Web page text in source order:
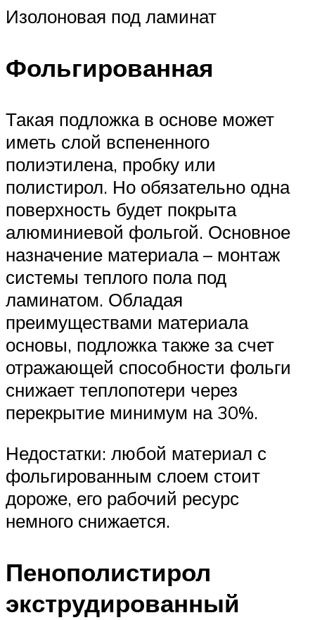
Изолоновая под ламинат
Фольгированная
Такая подложка в основе может
иметь слой вспененного
полиэтилена, пробку или
полистирол. Но обязательно одна
поверхность будет покрыта
алюминиевой фольгой. Основное
назначение материала – монтаж
системы теплого пола под
ламинатом. Обладая
преимуществами материала
основы, подложка также за счет
отражающей способности фольги
снижает теплопотери через
перекрытие минимум на 30%.
Недостатки: любой материал с
фольгированным слоем стоит
дороже, его рабочий ресурс
немного снижается.
Пенополистирол
экструдированный